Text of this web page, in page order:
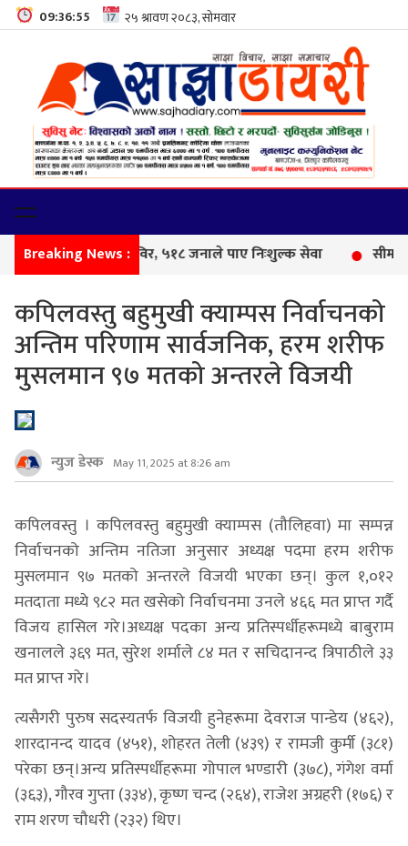
09:36:56
Breaking News :
कपिलवस्तु बहुमुखी क्याम्पस निर्वाचनको
अन्तिम परिणाम सार्वजनिक, हरम शरीफ
मुसलमान ९७ मतको अन्तरले विजयी
न्युज डेस्क May 11, 2025 at 8:26 am
कपिलवस्तु । कपिलवस्तु बहुमुखी क्याम्पस (तौलिहवा) मा सम्पन्न
निर्वाचनको अन्तिम नतिजा अनुसार अध्यक्ष पदमा हरम शरीफ
मुसलमान ९७ मतको अन्तरले विजयी भएका छन्। कुल १,०१२
मतदाता मध्ये ९८२ मत खसेको निर्वाचनमा उनले ४६६ मत प्राप्त गर्दै
विजय हासिल गरे।अध्यक्ष पदका अन्य प्रतिस्पर्धीहरूमध्ये बाबुराम
खनालले ३६९ मत, सुरेश शर्माले ८४ मत र सचिदानन्द त्रिपाठीले ३३
मत प्राप्त गरे।
त्यसैगरी पुरुष सदस्यतर्फ विजयी हुनेहरूमा देवराज पान्डेय (४६२),
शारदानन्द यादव (४५१), शोहरत तेली (४३९) र रामजी कुर्मी (३८१)
परेका छन्।अन्य प्रतिस्पर्धीहरूमा गोपाल भण्डारी (३७८), गंगेश वर्मा
(३६३), गौरव गुप्ता (३३४), कृष्ण चन्द (२६४), राजेश अग्रहरी (१७६) र
राम शरण चौधरी (२३२) थिए।